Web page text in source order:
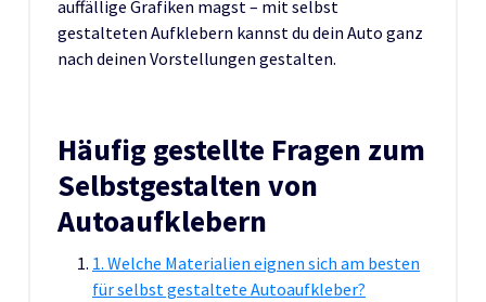
auffällige Grafiken magst – mit selbst
gestalteten Aufklebern kannst du dein Auto ganz
nach deinen Vorstellungen gestalten.
Häufig gestellte Fragen zum
Selbstgestalten von
Autoaufklebern
1. Welche Materialien eignen sich am besten
für selbst gestaltete Autoaufkleber?